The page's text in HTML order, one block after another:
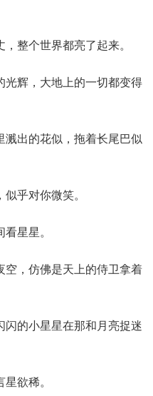
整个世界都亮了起来。
辉，大地上的一切都变得
出的花似，拖着长尾巴似
乎对你微笑。
星星。
，仿佛是天上的侍卫拿着
的小星星在那和月亮捉迷
欲稀。